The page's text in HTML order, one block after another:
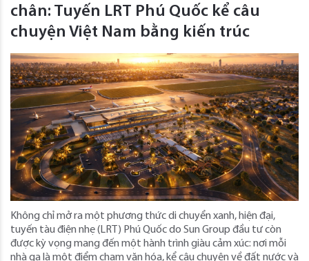
chân: Tuyến LRT Phú Quốc kể câu
chuyện Việt Nam bằng kiến trúc
Không chỉ mở ra một phương thức di chuyển xanh, hiện đại,
tuyến tàu điện nhẹ (LRT) Phú Quốc do Sun Group đầu tư còn
được kỳ vọng mang đến một hành trình giàu cảm xúc: nơi mỗi
nhà ga là một điểm chạm văn hóa, kể câu chuyện về đất nước và